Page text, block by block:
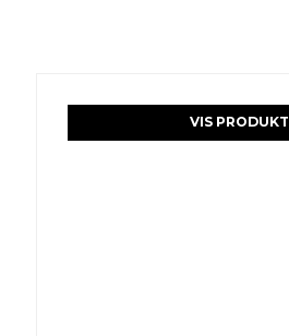
VIS PRODUKT